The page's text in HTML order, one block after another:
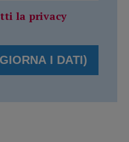
la privacy